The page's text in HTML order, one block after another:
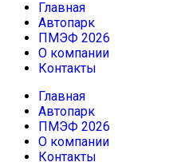
Главная
Автопарк
ПМЭФ 2026
О компании
Контакты
Главная
Автопарк
ПМЭФ 2026
О компании
Контакты